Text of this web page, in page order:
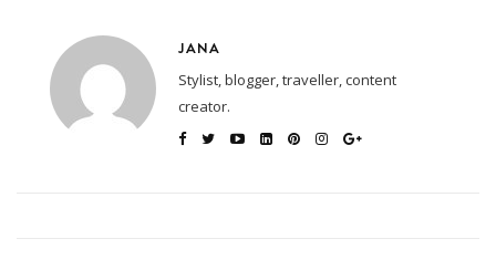
JANA
Stylist, blogger, traveller, content
creator.